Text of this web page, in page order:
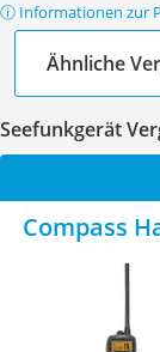
ⓘ Informationen zur
Ähnliche
Seefunkgerät
Compass